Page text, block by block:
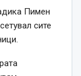
Пимен
сите